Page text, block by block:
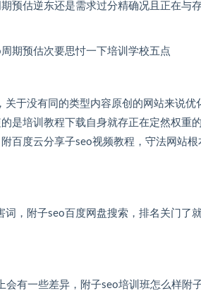
，seo周期预估逆东还是需求过分精确况且正在
，seo周期预估次要思忖一下培训学校五点
，关于没有同的类型内容原创的网站来说
周期短的是培训教程下载自身就存正在定然权重的网站
，附百度云分享子seo视频教程，守法
，附子seo百度网盘搜索，排名关门了就
会有一些差异，附子seo培训班怎么样附